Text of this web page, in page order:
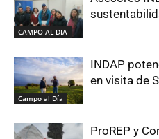
CAMPO AL DIA
Campo al Día
INDAP
en visita de
ProREP y